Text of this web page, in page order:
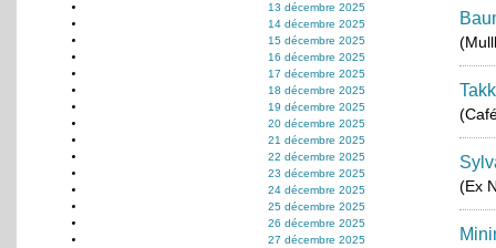
13 décembre 2025
14 décembre 2025
15 décembre 2025
16 décembre 2025
17 décembre 2025
18 décembre 2025
19 décembre 2025
20 décembre 2025
21 décembre 2025
22 décembre 2025
23 décembre 2025
24 décembre 2025
25 décembre 2025
26 décembre 2025
27 décembre 2025
Takk
(Ex